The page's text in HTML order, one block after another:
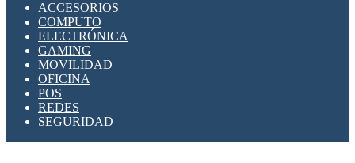
SUPRESOR DE TRANSIENTES SPDS PARA
APLICACIONES FOTOVOLTAICAS
ACCESORIOS
COMPUTO
ELECTRÓNICA
GAMING
MOVILIDAD
OFICINA
POS
REDES
SEGURIDAD